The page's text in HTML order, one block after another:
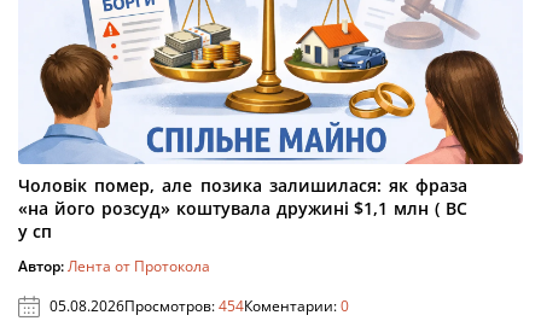
Чоловік помер, але позика залишилася: як фраза
«на його розсуд» коштувала дружині $1,1 млн ( ВС
у сп
Автор:Лента от Протокола
05.08.2026Просмотров:454Коментарии:0